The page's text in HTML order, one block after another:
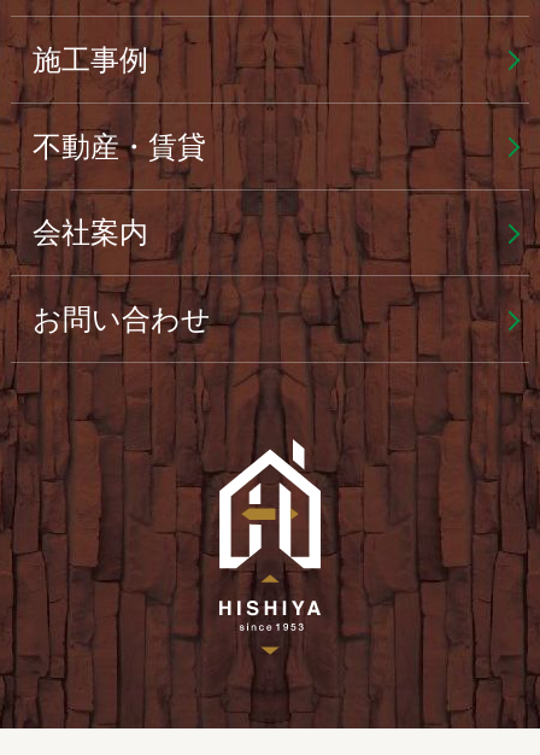
施工事例
不動産・賃貸
会社案内
お問い合わせ